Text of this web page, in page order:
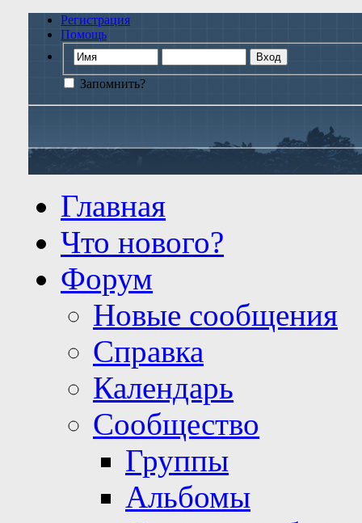
Регистрация
Помощь
Запомнить?
Главная
Что нового?
Форум
Новые сообщения
Справка
Календарь
Сообщество
Группы
Альбомы